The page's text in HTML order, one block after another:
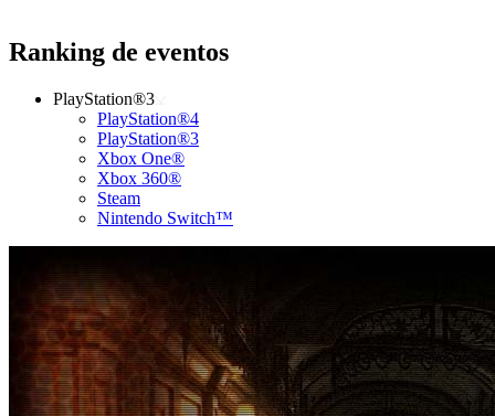
Ranking de eventos
PlayStation®3
PlayStation®4
PlayStation®3
Xbox One®
Xbox 360®
Steam
Nintendo Switch™